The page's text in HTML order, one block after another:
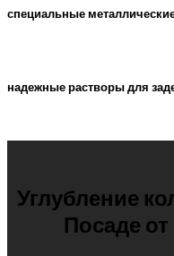
специальные
надежные растворы для
Углубление
Посаде